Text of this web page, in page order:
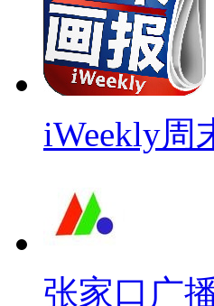
iWeekly周
张家口广